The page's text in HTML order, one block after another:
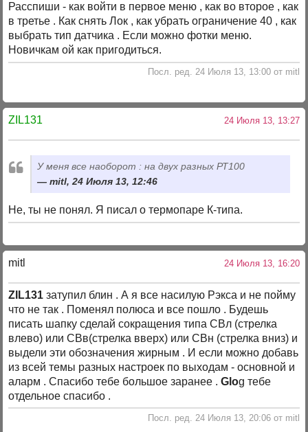
Расспиши - как войти в первое меню , как во второе , как
в третье . Как снять Лок , как убрать ограничение 40 , как
выбрать тип датчика . Если можно фотки меню.
Новичкам ой как пригодиться.
Посл. ред. 24 Июля 13, 13:00 от mitl
ZIL131 24 Июля 13, 13:27
У меня все наоборот : на двух разных РТ100
mitl, 24 Июля 13, 12:46
Не, ты не понял. Я писал о термопаре К-типа.
mitl 24 Июля 13, 16:20
ZIL131 затупил блин . А я все насилую Рэкса и не пойму
что не так . Поменял полюса и все пошло . Будешь
писать шапку сделай сокращения типа СВл (стрелка
влево) или СВв(стрелка вверх) или СВн (стрелка вниз) и
выдели эти обозначения жирным . И если можно добавь
из всей темы разных настроек по выходам - основной и
аларм . Спасибо тебе большое заранее .Glog тебе
отдельное спасибо .
Посл. ред. 24 Июля 13, 20:06 от mitl